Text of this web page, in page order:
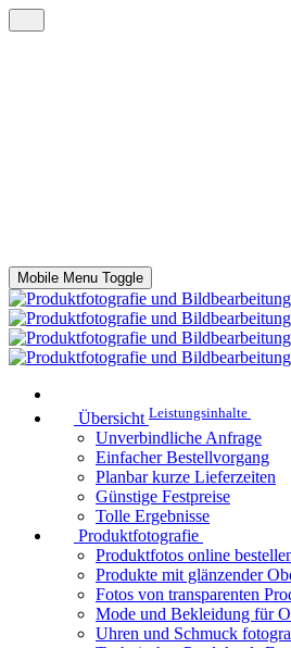
Mobile Menu Toggle
Übersicht Leistungsinhalte
Unverbindliche Anfrage
Einfacher Bestellvorgang
Planbar kurze Lieferzeiten
Günstige Festpreise
Tolle Ergebnisse
Produktfotografie
Produktfotos online
Produkte mit glänzender
Fotos von transparenten
Mode und Bekleidung für
Uhren und Schmuck